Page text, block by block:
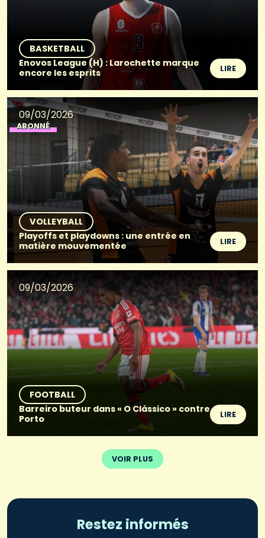
BASKETBALL
Enovos League (H) : Larochette marque
encore les esprits
LIRE
09/03/2026
ABONNÉ
VOLLEYBALL
Playoffs et playdowns : une entrée en
matière mouvementée
LIRE
09/03/2026
FOOTBALL
Barreiro buteur dans « O Clássico » contre
Porto
LIRE
VOIR PLUS
Restez informés